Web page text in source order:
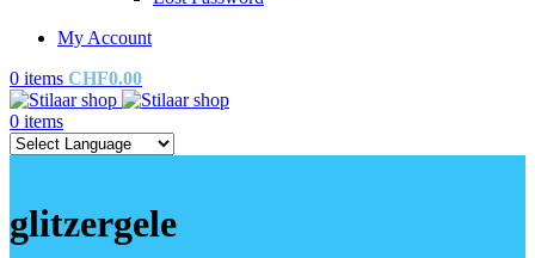
My Account
0 items CHF0.00
0 items
glitzergele